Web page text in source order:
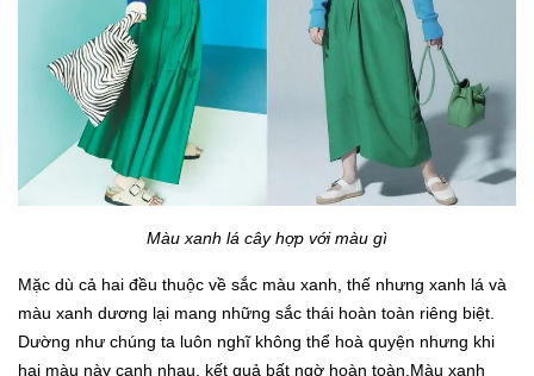
Màu xanh lá cây hợp với màu gì
Mặc dù cả hai đều thuộc về sắc màu xanh, thế nhưng xanh lá và
màu xanh dương lại mang những sắc thái hoàn toàn riêng biệt.
Dường như chúng ta luôn nghĩ không thể hoà quyện nhưng khi
hai màu này cạnh nhau, kết quả bất ngờ hoàn toàn.Màu xanh